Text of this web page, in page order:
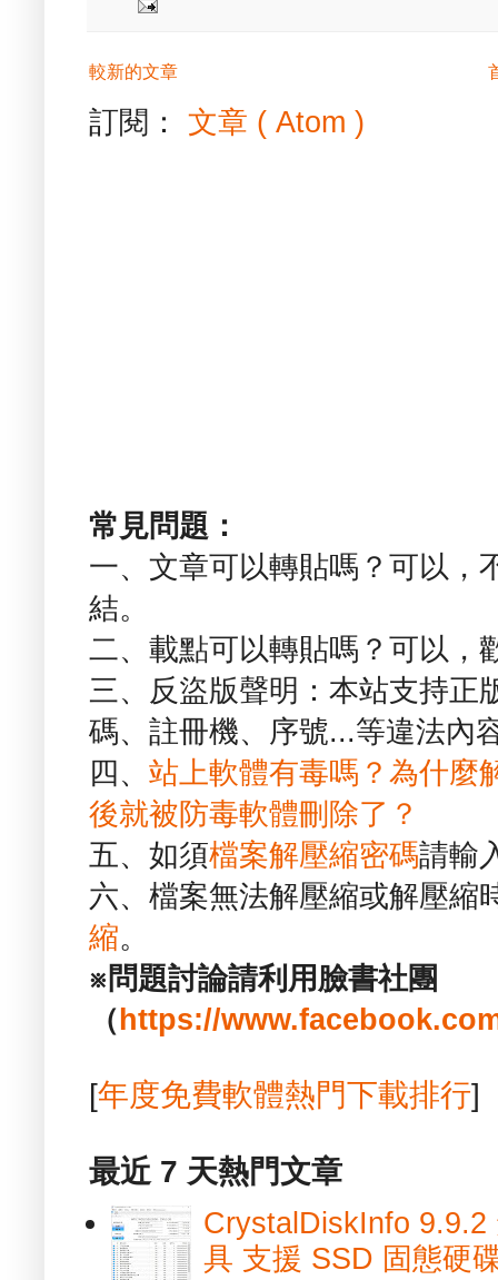
較新的文章
訂閱： 文章 ( Atom )
常見問題：
一、文章可以轉貼嗎？可以，
結。
二、載點可以轉貼嗎？可以，
三、反盜版聲明：本站支持正
碼、註冊機、序號...等違法內
四、 站上軟體有毒嗎？為什麼
後就被防毒軟體刪除了？
五、如須檔案解壓縮密碼請輸
六、檔案無法解壓縮或解壓縮
縮。
※問題討論請利用臉書社團
（ https://
[年度免費軟體熱門下載排行]
最近 7 天熱門文章
CrystalDiskInfo 9.9.2
具 支援 SSD 固態硬